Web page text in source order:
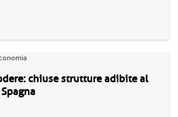
chiuse strutture adibite al